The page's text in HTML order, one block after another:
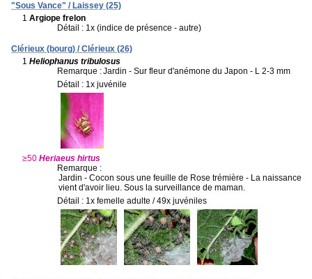
"Sous Vance" / Laissey (25)
1 Argiope frelon
Détail : 1x (indice de présence - autre)
Clérieux (bourg) / Clérieux (26)
1 Heliophanus tribulosus
Remarque :Jardin - Sur fleur d'anémone du Japon - L 2-3 mm
Détail : 1x juvénile
≥50 Heriaeus hirtus
Remarque :
Jardin - Cocon sous une feuille de Rose trémière - La naissance
vient d'avoir lieu. Sous la surveillance de maman.
Détail : 1x femelle adulte / 49x juvéniles